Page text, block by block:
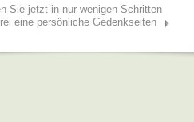
Sie jetzt in nur wenigen Schritten
eine persönliche Gedenkseiten